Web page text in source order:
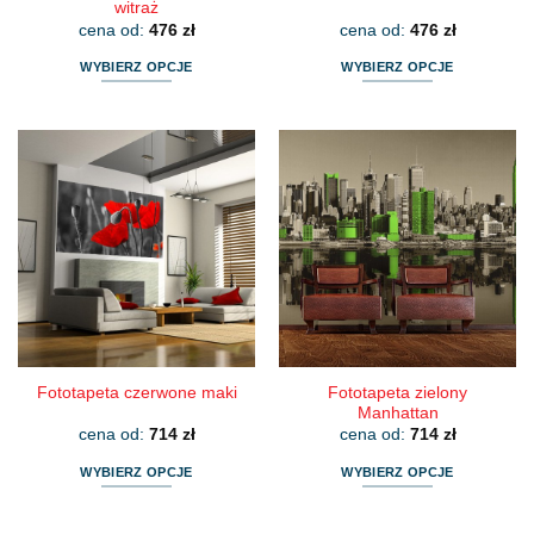
witraż
cena od: 476 zł
WYBIERZ OPCJE
ma
wiele
wariantów.
Opcje
można
wybrać
stronie
produktu
cena od: 476 zł
WYBIERZ OPCJE
wiele
wariantów.
Opcje
można
wybrać
na
stronie
produktu
Fototapeta czerwone maki
cena od: 714 zł
WYBIERZ OPCJE
Fototapeta zielony
Manhattan
cena od: 714 zł
WYBIERZ OPCJE